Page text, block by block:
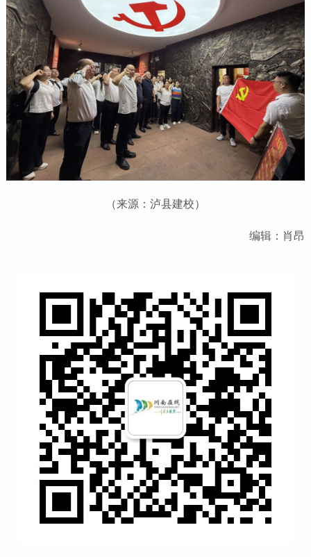
（来源：泸县建校）
编辑：肖昂